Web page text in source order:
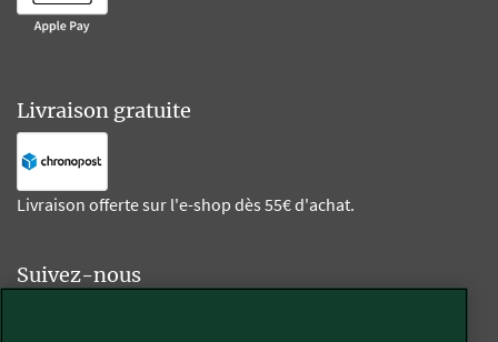
Livraison gratuite
Livraison offerte sur l'e-shop dès 55€ d'achat.
Suivez-nous